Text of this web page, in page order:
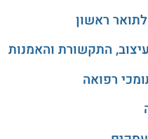
ראשון
התקשורת והאמנות
רפואה